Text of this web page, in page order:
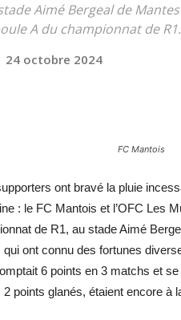
Aimé Bergeal de
A du championnat de R1.
24 octobre 2024
FC Mantois
ont bravé la pluie
: le FC Mantois et l’OFC Les
de R1, au stade Aimé
ont connu des fortunes
6 points en 3 matchs et
points glanés, étaient encore à